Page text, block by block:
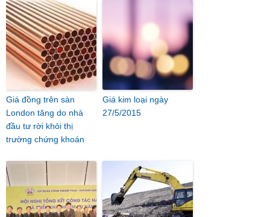
Giá đồng trên sàn
London tăng do nhà
đầu tư rời khỏi thị
trường chứng khoán
Giá kim loại ngày
27/5/2015